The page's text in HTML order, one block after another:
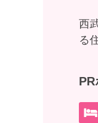
西
る
PR